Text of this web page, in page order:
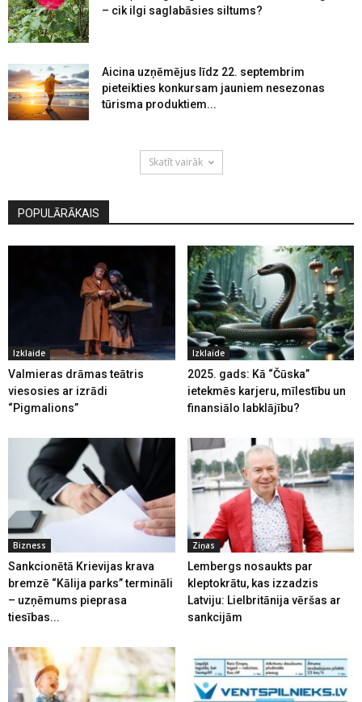
– cik ilgi saglabāsies siltums?
Aicina uzņēmējus līdz 22. septembrim
pieteikties konkursam jauniem nesezonas
tūrisma produktiem...
Skatīt vairāk
POPULĀRĀKAIS
Izklaide
Valmieras drāmas teātris
viesosies ar izrādi
“Pigmalions”
Izklaide
2025. gads: Kā “Čūska”
ietekmēs karjeru, mīlestību un
finansiālo labklājību?
Bizness
Sankcionētā Krievijas krava
bremzē “Kālija parks” termināli
– uzņēmums pieprasa
tiesības...
Ziņas
Lembergs nosaukts par
kleptokrātu, kas izzadzis
Latviju: Lielbritānija vēršas ar
sankcijām